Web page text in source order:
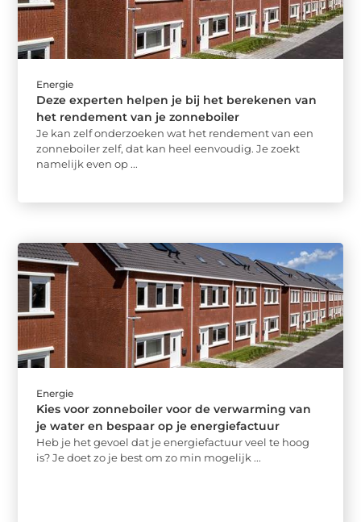
Energie
Deze experten helpen je bij het berekenen van
het rendement van je zonneboiler
Je kan zelf onderzoeken wat het rendement van een
zonneboiler zelf, dat kan heel eenvoudig. Je zoekt
namelijk even op ...
Energie
Kies voor zonneboiler voor de verwarming van
je water en bespaar op je energiefactuur
Heb je het gevoel dat je energiefactuur veel te hoog
is? Je doet zo je best om zo min mogelijk ...